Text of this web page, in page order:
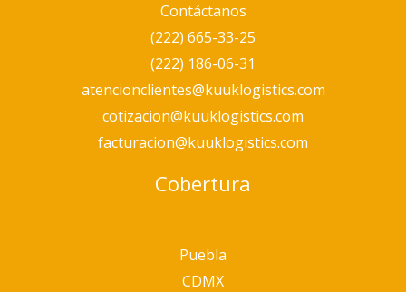
Contáctanos
(222) 665-33-25
(222) 186-06-31
atencionclientes@kuuklogistics.com
cotizacion@kuuklogistics.com
facturacion@kuuklogistics.com
Cobertura
Puebla
CDMX